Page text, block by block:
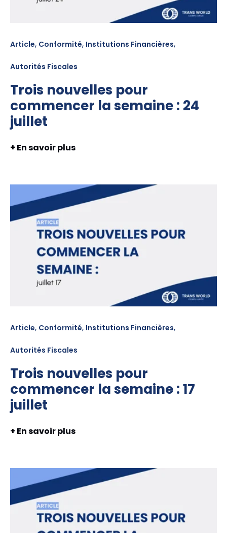
Article, Conformité, Institutions Financières,
Autorités Fiscales
Trois nouvelles pour
commencer la semaine : 24
juillet
+ En savoir plus
Article, Conformité, Institutions Financières,
Autorités Fiscales
Trois nouvelles pour
commencer la semaine : 17
juillet
+ En savoir plus